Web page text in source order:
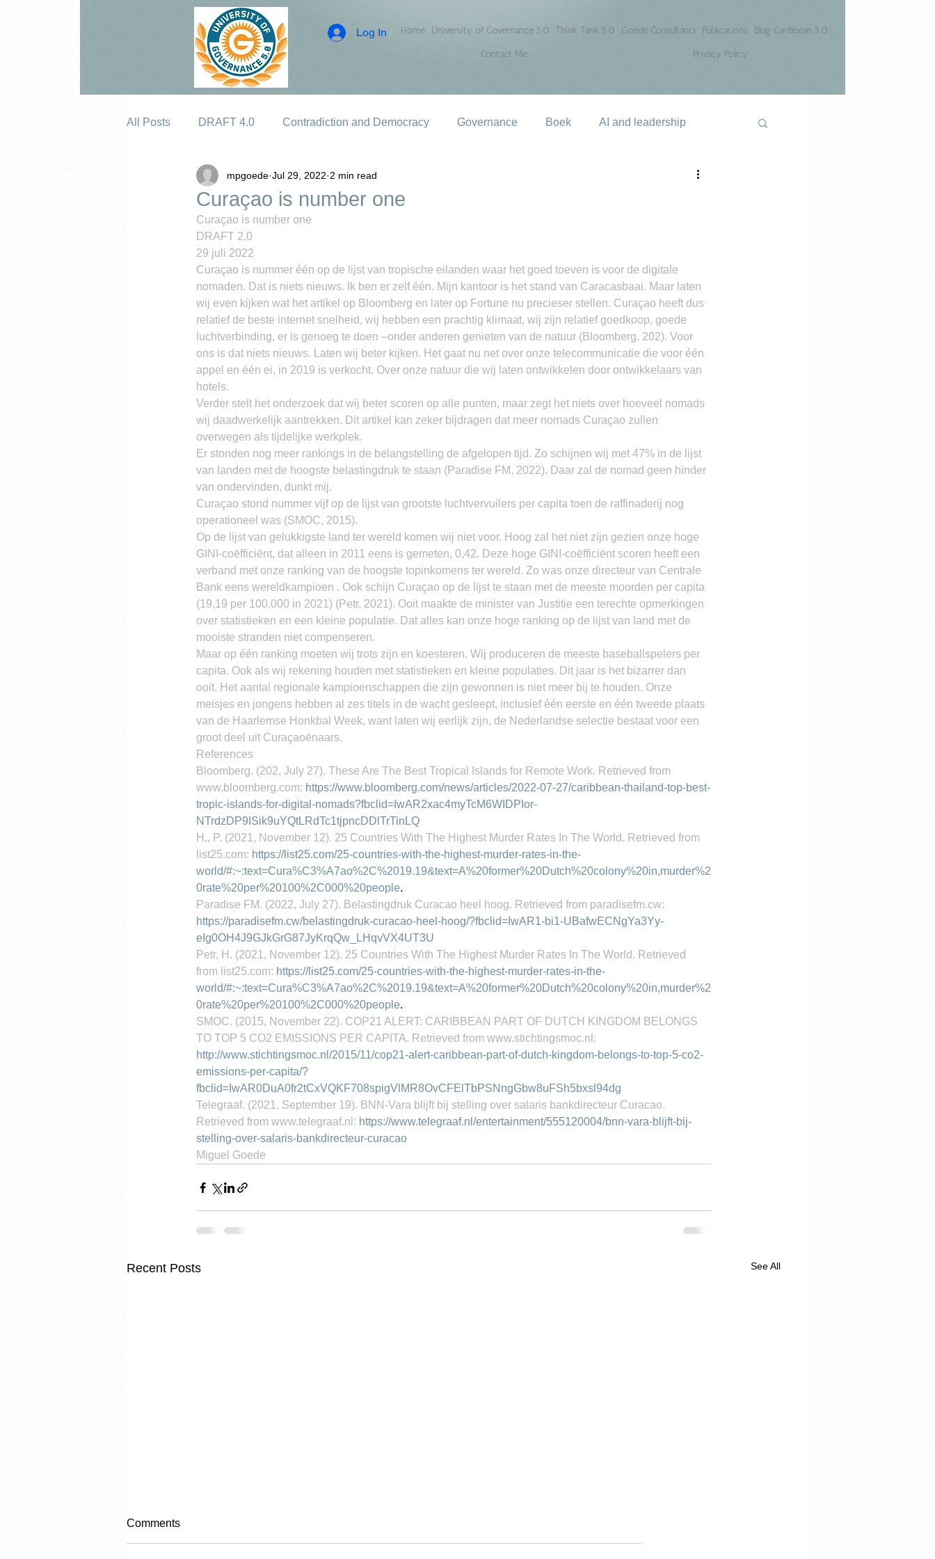
Log In Home University of Governance 5.0 Think Tank 5.0 Goede Consultants Publications
Blog Caribbean 5.0
Contact Me
Privacy Policy
All Posts DRAFT 4.0 Contradiction and Democracy Governance Boek AI and leadership
Curaçao is number one
mpgoede Jul 29, 2022 2 min read
Curaçao is number one
DRAFT 2.0
29 juli 2022
Curaçao is nummer één op de lijst van tropische eilanden waar het goed toeven is voor de digitale
nomaden. Dat is niets nieuws. Ik ben er zelf één. Mijn kantoor is het stand van Caracasbaai. Maar laten
wij even kijken wat het artikel op Bloomberg en later op Fortune nu precieser stellen. Curaçao heeft dus
relatief de beste internet snelheid, wij hebben een prachtig klimaat, wij zijn relatief goedkoop, goede
luchtverbinding, er is genoeg te doen –onder anderen genieten van de natuur (Bloomberg, 202). Voor
ons is dat niets nieuws. Laten wij beter kijken. Het gaat nu net over onze telecommunicatie die voor één
appel en één ei, in 2019 is verkocht. Over onze natuur die wij laten ontwikkelen door ontwikkelaars van
hotels.
Verder stelt het onderzoek dat wij beter scoren op alle punten, maar zegt het niets over hoeveel nomads
wij daadwerkelijk aantrekken. Dit artikel kan zeker bijdragen dat meer nomads Curaçao zullen
overwegen als tijdelijke werkplek.
Er stonden nog meer rankings in de belangstelling de afgelopen tijd. Zo schijnen wij met 47% in de lijst
van landen met de hoogste belastingdruk te staan (Paradise FM, 2022). Daar zal de nomad geen hinder
van ondervinden, dunkt mij.
Curaçao stond nummer vijf op de lijst van grootste luchtvervuilers per capita toen de raffinaderij nog
operationeel was (SMOC, 2015).
Op de lijst van gelukkigste land ter wereld komen wij niet voor. Hoog zal het niet zijn gezien onze hoge
GINI-coëfficiënt, dat alleen in 2011 eens is gemeten, 0,42. Deze hoge GINI-coëfficiënt scoren heeft een
verband met onze ranking van de hoogste topinkomens ter wereld. Zo was onze directeur van Centrale
Bank eens wereldkampioen . Ook schijn Curaçao op de lijst te staan met de meeste moorden per capita
(19,19 per 100.000 in 2021) (Petr, 2021). Ooit maakte de minister van Justitie een terechte opmerkingen
over statistieken en een kleine populatie. Dat alles kan onze hoge ranking op de lijst van land met de
mooiste stranden niet compenseren.
Maar op één ranking moeten wij trots zijn en koesteren. Wij produceren de meeste baseballspelers per
capita. Ook als wij rekening houden met statistieken en kleine populaties. Dit jaar is het bizarrer dan
ooit. Het aantal regionale kampioenschappen die zijn gewonnen is niet meer bij te houden. Onze
meisjes en jongens hebben al zes titels in de wacht gesleept, inclusief één eerste en één tweede plaats
van de Haarlemse Honkbal Week, want laten wij eerlijk zijn, de Nederlandse selectie bestaat voor een
groot deel uit Curaçaoënaars.
References
Bloomberg. (202, July 27). These Are The Best Tropical Islands for Remote Work. Retrieved from
www.bloomberg.com: https://www.bloomberg.com/news/articles/2022-07-27/caribbean-thailand-top-best-
tropic-islands-for-digital-nomads?fbclid=IwAR2xac4myTcM6WIDPIor-
NTrdzDP9ISik9uYQtLRdTc1tjpncDDlTrTinLQ
H., P. (2021, November 12). 25 Countries With The Highest Murder Rates In The World. Retrieved from
list25.com: https://list25.com/25-countries-with-the-highest-murder-rates-in-the-
world/#:~:text=Cura%C3%A7ao%2C%2019.19&text=A%20former%20Dutch%20colony%20in,murder%2
0rate%20per%20100%2C000%20people.
Paradise FM. (2022, July 27). Belastingdruk Curacao heel hoog. Retrieved from paradisefm.cw:
https://paradisefm.cw/belastingdruk-curacao-heel-hoog/?fbclid=IwAR1-bi1-UBafwECNgYa3Yy-
eIg0OH4J9GJkGrG87JyKrqQw_LHqvVX4UT3U
Petr, H. (2021, November 12). 25 Countries With The Highest Murder Rates In The World. Retrieved
from list25.com: https://list25.com/25-countries-with-the-highest-murder-rates-in-the-
world/#:~:text=Cura%C3%A7ao%2C%2019.19&text=A%20former%20Dutch%20colony%20in,murder%2
0rate%20per%20100%2C000%20people.
SMOC. (2015, November 22). COP21 ALERT: CARIBBEAN PART OF DUTCH KINGDOM BELONGS
TO TOP 5 CO2 EMISSIONS PER CAPITA. Retrieved from www.stichtingsmoc.nl:
http://www.stichtingsmoc.nl/2015/11/cop21-alert-caribbean-part-of-dutch-kingdom-belongs-to-top-5-co2-
emissions-per-capita/?
fbclid=IwAR0DuA0fr2tCxVQKF708spigVlMR8OvCFElTbPSNngGbw8uFSh5bxsl94dg
Telegraaf. (2021, September 19). BNN-Vara blijft bij stelling over salaris bankdirecteur Curacao.
Retrieved from www.telegraaf.nl: https://www.telegraaf.nl/entertainment/555120004/bnn-vara-blijft-bij-
stelling-over-salaris-bankdirecteur-curacao
Miguel Goede
Recent Posts See All
Comments